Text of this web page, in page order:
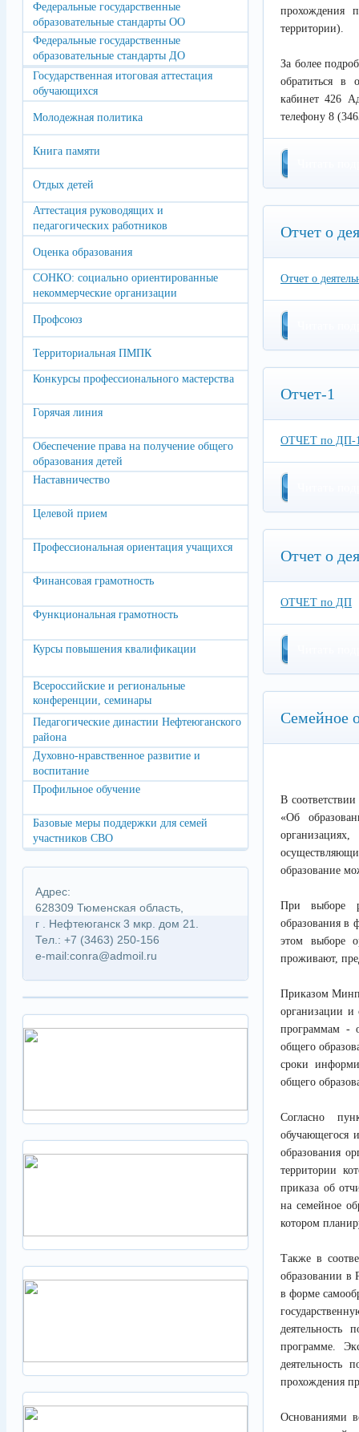
Федеральные государственные
образовательные стандарты ОО
Федеральные государственные
образовательные стандарты ДО
Государственная итоговая аттестация
обучающихся
Молодежная политика
Книга памяти
Отдых детей
Аттестация руководящих и
педагогических работников
Оценка образования
СОНКО: социально ориентированные
некоммерческие организации
Профсоюз
Территориальная ПМПК
Конкурсы профессионального мастерства
Горячая линия
Обеспечение права на получение общего
образования детей
Наставничество
Целевой прием
Профессиональная ориентация учащихся
Финансовая грамотность
Функциональная грамотность
Курсы повышения квалификации
Всероссийские и региональные
конференции, семинары
Педагогические династии Нефтеюганского
района
Духовно-нравственное развитие и
воспитание
Профильное обучение
Базовые меры поддержки для семей
участников СВО
Адрес:
628309 Тюменская область,
г . Нефтеюганск 3 мкр. дом 21.
Тел.: +7 (3463) 250-156
e-mail:conra@admoil.ru
прохождения
территории).
За более
обратиться в
кабинет 426
телефону 8
Отчет о
Отчет о
Отчет-1
ОТЧЕТ по ДП-
Отчет о
ОТЧЕТ по ДП
Семейное
В
«Об
образование
При выборе
образования в
этом выборе
проживают,
Приказом
организации и
программам -
общего
сроки
общего
Согласно
обучающегося
образования
территории
приказа об
на семейное
котором
Также в
образовании в
в форме
деятельность
программе.
деятельность
прохождения
Основаниями